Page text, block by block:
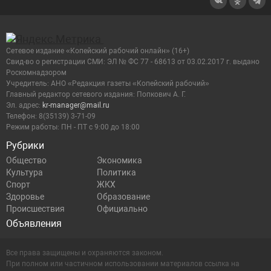
Рубрики
Общество
Экономика
Культура
Политика
Спорт
ЖКХ
Здоровье
Образование
Происшествия
Официально
Объявления
Сетевое издание «Копейский рабочий онлайн» (16+)
Cвид-во о регистрации СМИ: ЭЛ № ФС 77 - 68613 от 03.02.2017 г. выдано
Роскомнадзором
Учредитель: АНО «Редакция газеты «Копейский рабочий»
Главный редактор сетевого издания: Попкович А. Г.
Эл. адрес: kr-manager@mail.ru
Телефон: 8(35139) 3-71-09
Режим работы: ПН - ПТ с 9:00 до 18:00
Все права защищены и охраняются законом.
При полном или частичном использовании материалов ссылка на